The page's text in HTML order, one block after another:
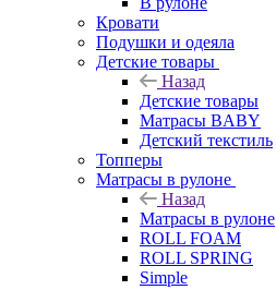
Кровати
Подушки и одеяла
Детские товары
Назад
Детские товары
Матрасы BABY
Детский текстиль
Топперы
Матрасы в рулоне
Назад
Матрасы в рулоне
ROLL FOAM
ROLL SPRING
Simple